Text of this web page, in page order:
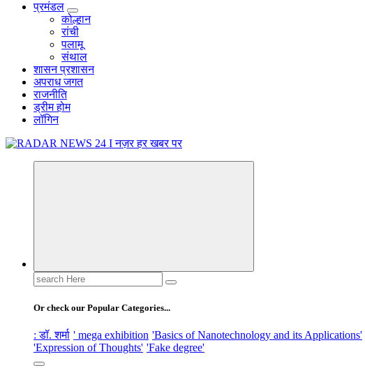
प्रमंडल
कोल्हान
रांची
पलामू
संथाल
शासन प्रशासन
अपराध जगत
राजनीति
ड्रीम होम
लॉगिन
Search
for:
Or check our Popular Categories...
: डॉ. शर्मा ' mega exhibition 'Basics of Nanotechnology and its Applications'
'Expression of Thoughts' 'Fake degree'